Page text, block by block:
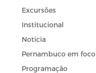
Excursões
Institucional
Noticia
Pernambuco em foco
Programação